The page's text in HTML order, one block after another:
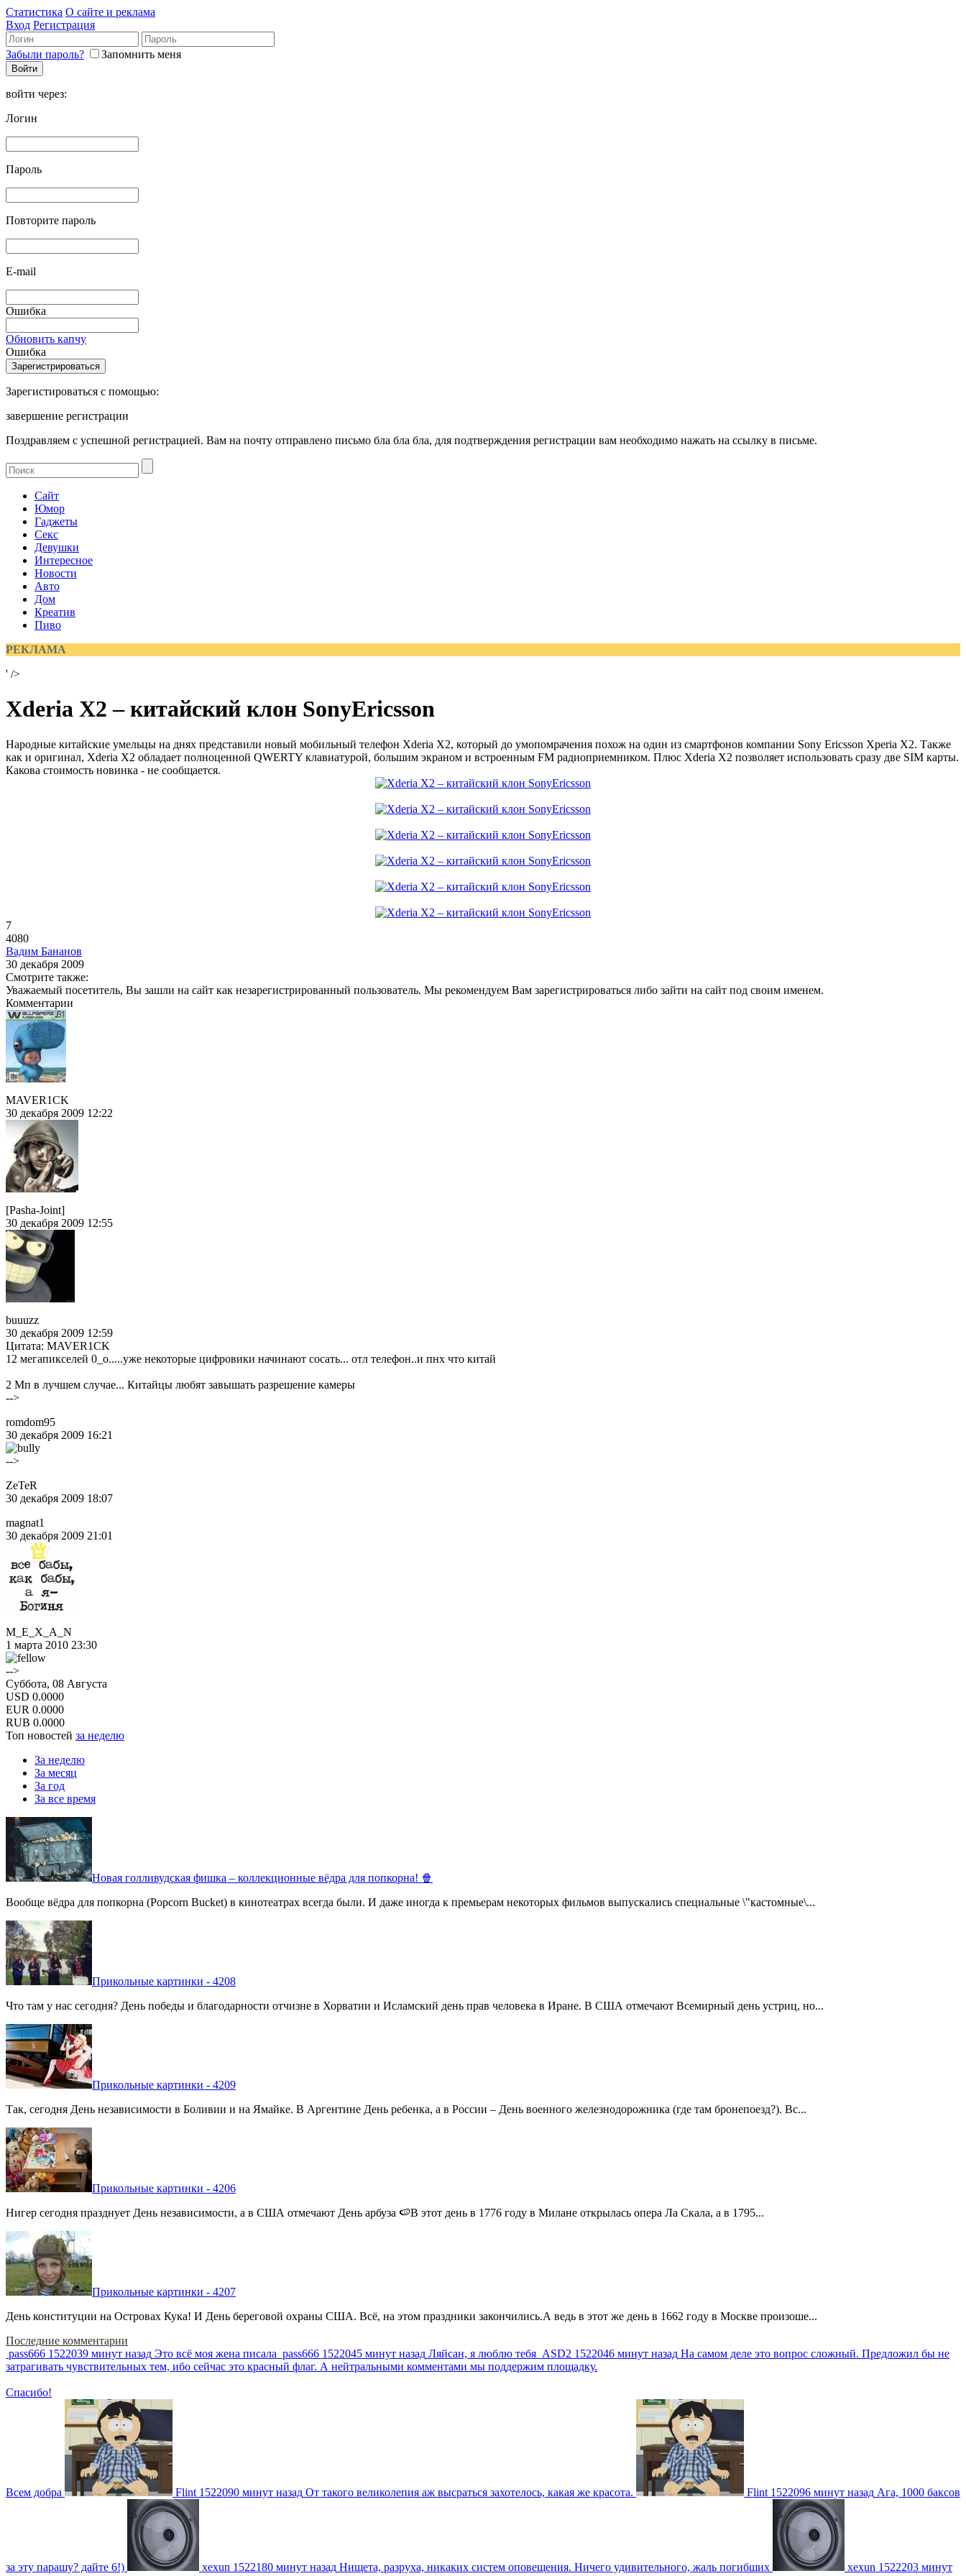
Статистика О сайте и реклама
Вход Регистрация
Забыли пароль? Запомнить меня
войти через:
Логин
Пароль
Повторите пароль
E-mail
Ошибка
Обновить капчу
Ошибка
Зарегистироваться с помощью:
завершение регистрации
Поздравляем с успешной регистрацией. Вам на почту отправлено письмо бла бла бла, для подтверждения регистрации вам необходимо нажать на ссылку в письме.
Сайт
Юмор
Гаджеты
Секс
Девушки
Интересное
Новости
Авто
Дом
Креатив
Пиво
РЕКЛАМА
' />
Xderia X2 – китайский клон SonyEricsson
Народные китайские умельцы на днях представили новый мобильный телефон Xderia X2, который до умопомрачения похож на один из смартфонов компании Sony Ericsson Xperia X2. Также
как и оригинал, Xderia X2 обладает полноценной QWERTY клавиатурой, большим экраном и встроенным FM радиоприемником. Плюс Xderia X2 позволяет использовать сразу две SIM карты.
Какова стоимость новинка - не сообщается.
7
4080
Вадим Бананов
30 декабря 2009
Смотрите также:
Уважаемый посетитель, Вы зашли на сайт как незарегистрированный пользователь. Мы рекомендуем Вам зарегистрироваться либо зайти на сайт под своим именем.
Комментарии
MAVER1CK
30 декабря 2009 12:22
[Pasha-Joint]
30 декабря 2009 12:55
buuuzz
30 декабря 2009 12:59
Цитата: MAVER1CK
12 мегапикселей 0_о.....уже некоторые цифровики начинают сосать... отл телефон..и пнх что китай
2 Мп в лучшем случае... Китайцы любят завышать разрешение камеры
-->
romdom95
30 декабря 2009 16:21
-->
ZeTeR
30 декабря 2009 18:07
magnat1
30 декабря 2009 21:01
M_E_X_A_N
1 марта 2010 23:30
-->
Суббота, 08 Августа
USD 0.0000
EUR 0.0000
RUB 0.0000
Топ новостей за неделю
За неделю
За месяц
За год
За все время
Новая голливудская фишка – коллекционные вёдра для попкорна! 🍿
Вообще вёдра для попкорна (Popcorn Bucket) в кинотеатрах всегда были. И даже иногда к премьерам некоторых фильмов выпускались специальные \"кастомные\...
Прикольные картинки - 4208
Что там у нас сегодня? День победы и благодарности отчизне в Хорватии и Исламский день прав человека в Иране. В США отмечают Всемирный день устриц, но...
Прикольные картинки - 4209
Так, сегодня День независимости в Боливии и на Ямайке. В Аргентине День ребенка, а в России – День военного железнодорожника (где там бронепоезд?). Вс...
Прикольные картинки - 4206
Нигер сегодня празднует День независимости, а в США отмечают День арбуза 🍉В этот день в 1776 году в Милане открылась опера Ла Скала, а в 1795...
Прикольные картинки - 4207
День конституции на Островах Кука! И День береговой охраны США. Всё, на этом праздники закончились.А ведь в этот же день в 1662 году в Москве произоше...
Последние комментарии
pass666 1522039 минут назад Это всё моя жена писала pass666 1522045 минут назад Ляйсан, я люблю тебя ASD2 1522046 минут назад На самом деле это вопрос сложный. Предложил бы не
затрагивать чувствительных тем, ибо сейчас это красный флаг. А нейтральными комментами мы поддержим площадку.
Спасибо!
Всем добра Flint 1522090 минут назад От такого великолепия аж высраться захотелось, какая же красота. Flint 1522096 минут назад Ага, 1000 баксов
за эту парашу? дайте 6!) xexun 1522180 минут назад Нищета, разруха, никаких систем оповещения. Ничего удивительного, жаль погибших xexun 1522203 минут